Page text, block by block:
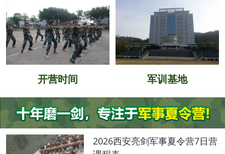
开营时间 军训基地
2026西安亮剑军事夏令营7日营